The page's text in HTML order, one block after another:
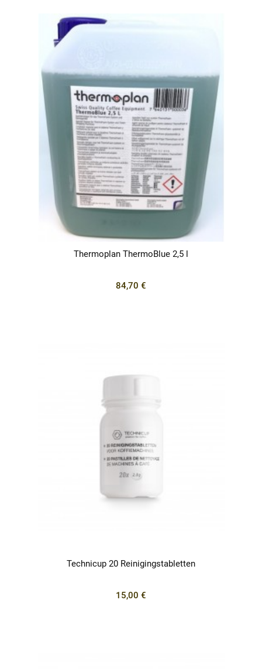
Thermoplan ThermoBlue 2,5 l
84,70 €
Technicup 20 Reinigingstabletten
15,00 €